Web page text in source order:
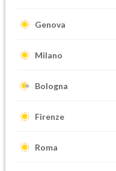
Genova
Milano
Bologna
Firenze
Roma